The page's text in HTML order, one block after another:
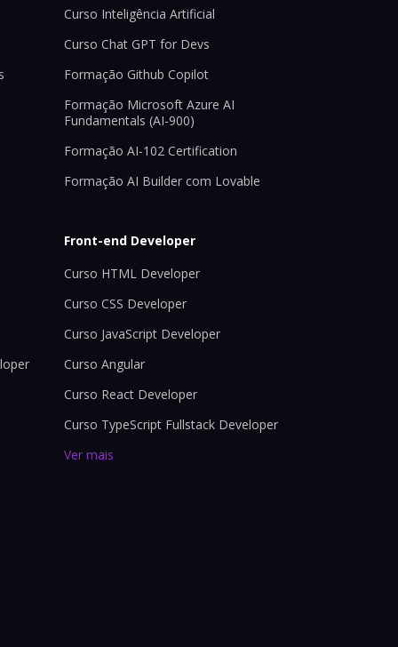
Curso Inteligência Artificial
Curso Chat GPT for Devs
Formação Github Copilot
Formação Microsoft Azure AI
Fundamentals (AI-900)
Formação AI-102 Certification
Formação AI Builder com Lovable
Front-end Developer
Curso HTML Developer
Curso CSS Developer
Curso JavaScript Developer
Curso Angular
Curso React Developer
Curso TypeScript Fullstack Developer
Ver mais